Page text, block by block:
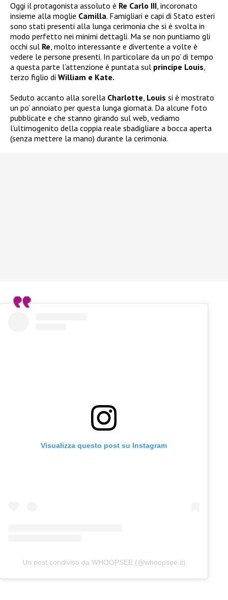
Oggi il protagonista assoluto è Re Carlo III, incoronato
insieme alla moglie Camilla. Famigliari e capi di Stato esteri
sono stati presenti alla lunga cerimonia che si è svolta in
modo perfetto nei minimi dettagli. Ma se non puntiamo gli
occhi sul Re, molto interessante e divertente a volte è
vedere le persone presenti. In particolare da un po’ di tempo
a questa parte l’attenzione è puntata sul principe Louis,
terzo figlio di William e Kate.
Seduto accanto alla sorella Charlotte, Louis si è mostrato
un po’ annoiato per questa lunga giornata. Da alcune foto
pubblicate e che stanno girando sul web, vediamo
l’ultimogenito della coppia reale sbadigliare a bocca aperta
(senza mettere la mano) durante la cerimonia.
Visualizza questo post su Instagram
Un post condiviso da WHOOPSEE (@whoopsee.it)